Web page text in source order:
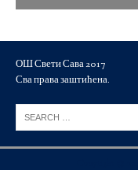
ОШ Свети Сава 2017
Сва права заштићена.